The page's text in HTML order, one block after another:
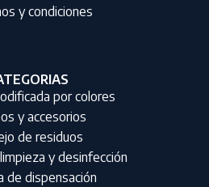
y condiciones
por colores
y accesorios
de residuos
y desinfección
de dispensación